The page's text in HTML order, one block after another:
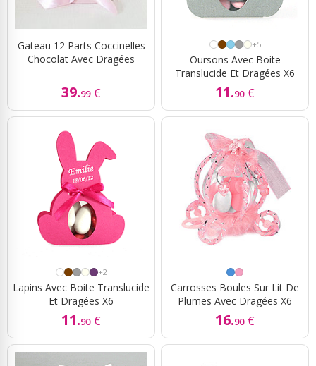
Gateau 12 Parts Coccinelles
Chocolat Avec Dragées
39.99 €
+5
Oursons Avec Boite
Translucide Et Dragées X6
11.90 €
+2
Lapins Avec Boite Translucide
Et Dragées X6
11.90 €
Carrosses Boules Sur Lit De
Plumes Avec Dragées X6
16.90 €